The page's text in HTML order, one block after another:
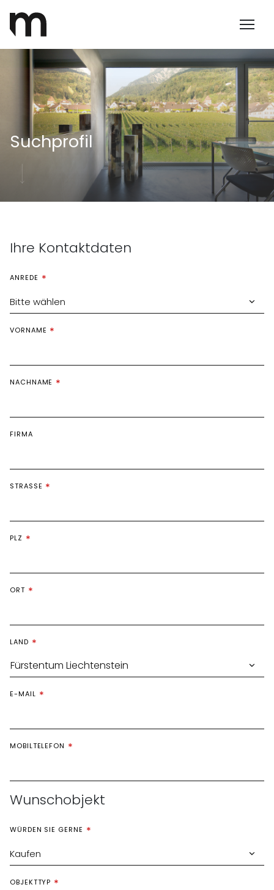
Suchprofil
Ihre Kontaktdaten
ANREDE
Bitte wählen
VORNAME
NACHNAME
FIRMA
STRASSE
PLZ
ORT
LAND
E-MAIL
MOBILTELEFON
Wunschobjekt
WÜRDEN SIE GERNE
Kaufen
OBJEKTTYP